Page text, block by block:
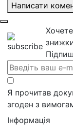
Написати
Я прочитав
згоден з
Інформація